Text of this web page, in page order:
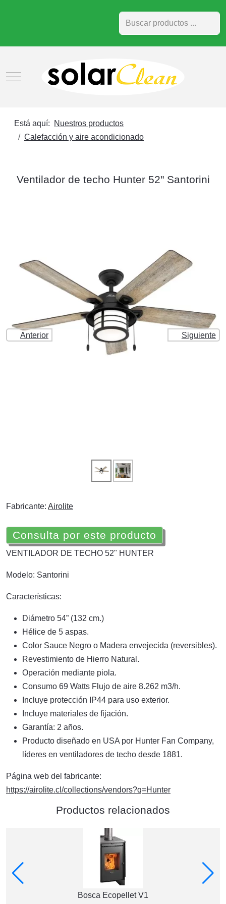
Buscar
Mobile Menu Toggle
Está aquí:
Nuestros productos
Calefacción y aire acondicionado
Ventilador de techo Hunter 52" Santorini
Anterior Siguiente
Fabricante: Airolite
Consulta por este producto
VENTILADOR DE TECHO 52" HUNTER
Modelo: Santorini
Características:
Diámetro 54” (132 cm.)
Hélice de 5 aspas.
Color Sauce Negro o Madera envejecida (reversibles).
Revestimiento de Hierro Natural.
Operación mediante piola.
Consumo 69 Watts Flujo de aire 8.262 m3/h.
Incluye protección IP44 para uso exterior.
Incluye materiales de fijación.
Garantía: 2 años.
Producto diseñado en USA por Hunter Fan Company,
líderes en ventiladores de techo desde 1881.
Página web del fabricante:
https://airolite.cl/collections/vendors?q=Hunter
Productos relacionados
Bosca Ecopellet V1